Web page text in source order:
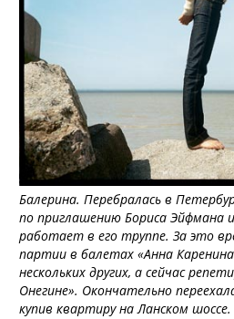
Балерина. Перебралась в
по приглашению Бориса Эйфмана
работает в его труппе. За это
партии в балетах «Анна
нескольких других, а сейчас
Онегине». Окончательно
купив квартиру на Ланском шоссе.